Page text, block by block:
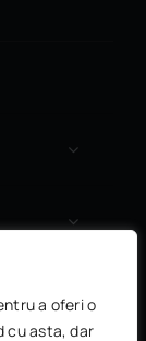
a oferi o
cu asta, dar